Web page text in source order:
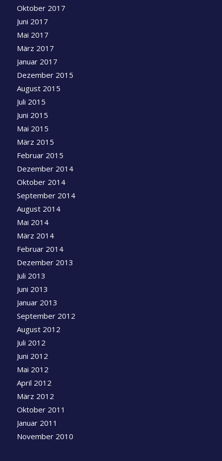
Oktober 2017
Juni 2017
Mai 2017
März 2017
Januar 2017
Dezember 2015
August 2015
Juli 2015
Juni 2015
Mai 2015
März 2015
Februar 2015
Dezember 2014
Oktober 2014
September 2014
August 2014
Mai 2014
März 2014
Februar 2014
Dezember 2013
Juli 2013
Juni 2013
Januar 2013
September 2012
August 2012
Juli 2012
Juni 2012
Mai 2012
April 2012
März 2012
Oktober 2011
Januar 2011
November 2010